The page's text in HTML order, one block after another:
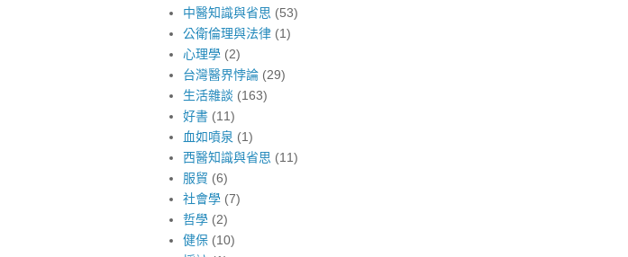
中醫知識與省思 (53)
公衛倫理與法律 (1)
心理學 (2)
台灣醫界悖論 (29)
生活雜談 (163)
好書 (11)
血如噴泉 (1)
西醫知識與省思 (11)
服貿 (6)
社會學 (7)
哲學 (2)
健保 (10)